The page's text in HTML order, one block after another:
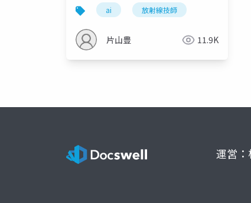
ai 放射線技師
片山豊 11.9K
運営